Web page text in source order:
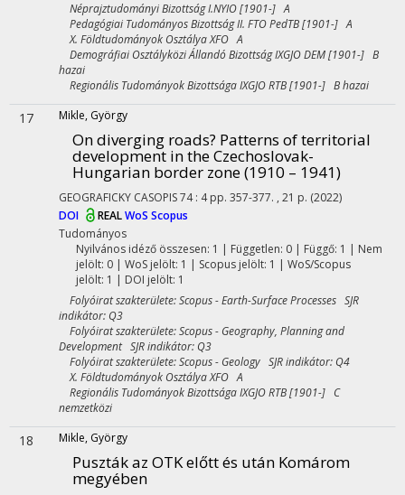
Néprajztudományi Bizottság I.NYIO [1901-] A
Pedagógiai Tudományos Bizottság II. FTO PedTB [1901-] A
X. Földtudományok Osztálya XFO A
Demográfiai Osztályközi Állandó Bizottság IXGJO DEM [1901-] B
hazai
Regionális Tudományok Bizottsága IXGJO RTB [1901-] B hazai
17 Mikle, György
On diverging roads? Patterns of territorial
development in the Czechoslovak-
Hungarian border zone (1910 – 1941)
GEOGRAFICKY CASOPIS74: 4 pp. 357-377. , 21 p. (2022)
DOI
REALWoS Scopus
Tudományos
Nyilvános idéző összesen: 1 | Független: 0 | Függő: 1 | Nem
jelölt: 0 | WoS jelölt: 1 | Scopus jelölt: 1 | WoS/Scopus
jelölt: 1 | DOI jelölt: 1
Folyóirat szakterülete: Scopus - Earth-Surface Processes SJR
indikátor: Q3
Folyóirat szakterülete: Scopus - Geography, Planning and
Development SJR indikátor: Q3
Folyóirat szakterülete: Scopus - Geology SJR indikátor: Q4
X. Földtudományok Osztálya XFO A
Regionális Tudományok Bizottsága IXGJO RTB [1901-] C
nemzetközi
18 Mikle, György
Puszták az OTK előtt és után Komárom
megyében